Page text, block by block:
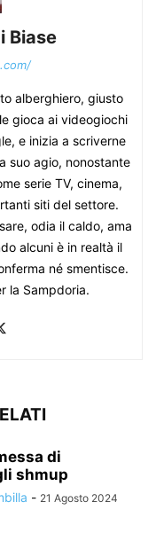
Biase
alberghiero, giusto
gioca ai videogiochi
e inizia a scriverne
suo agio, nonostante
serie TV, cinema,
siti del settore.
odia il caldo, ama
alcuni è in realtà il
né smentisce.
la Sampdoria.
di
shmup
- 21 Agosto 2024